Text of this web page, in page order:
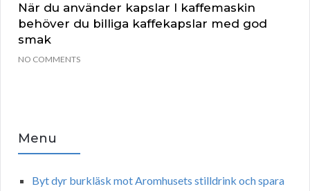
När du använder kapslar I kaffemaskin
behöver du billiga kaffekapslar med god
smak
NO COMMENTS
Menu
Byt dyr burkläsk mot Aromhusets stilldrink och spara